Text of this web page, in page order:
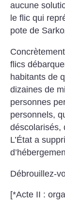
aucune
le flic qui
pote de
flics
habitants de
dizaines de
personnes
personnels,
déscolarisés,
L’État a
Débrouillez-
[*Acte II :